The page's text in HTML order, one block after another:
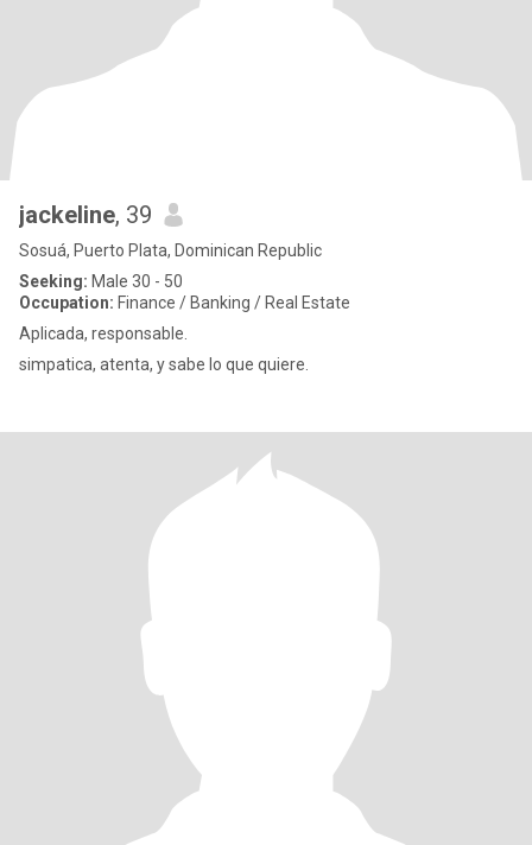
jackeline, 39
Sosuá, Puerto Plata, Dominican Republic
Seeking: Male 30 - 50
Occupation: Finance / Banking / Real Estate
Aplicada, responsable.
simpatica, atenta, y sabe lo que quiere.